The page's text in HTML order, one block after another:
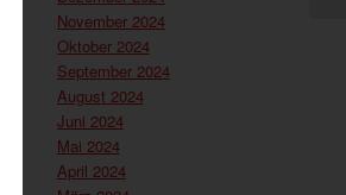
November 2024
Oktober 2024
September 2024
August 2024
Juni 2024
Mai 2024
April 2024